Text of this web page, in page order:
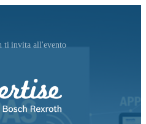
ti invita all'evento